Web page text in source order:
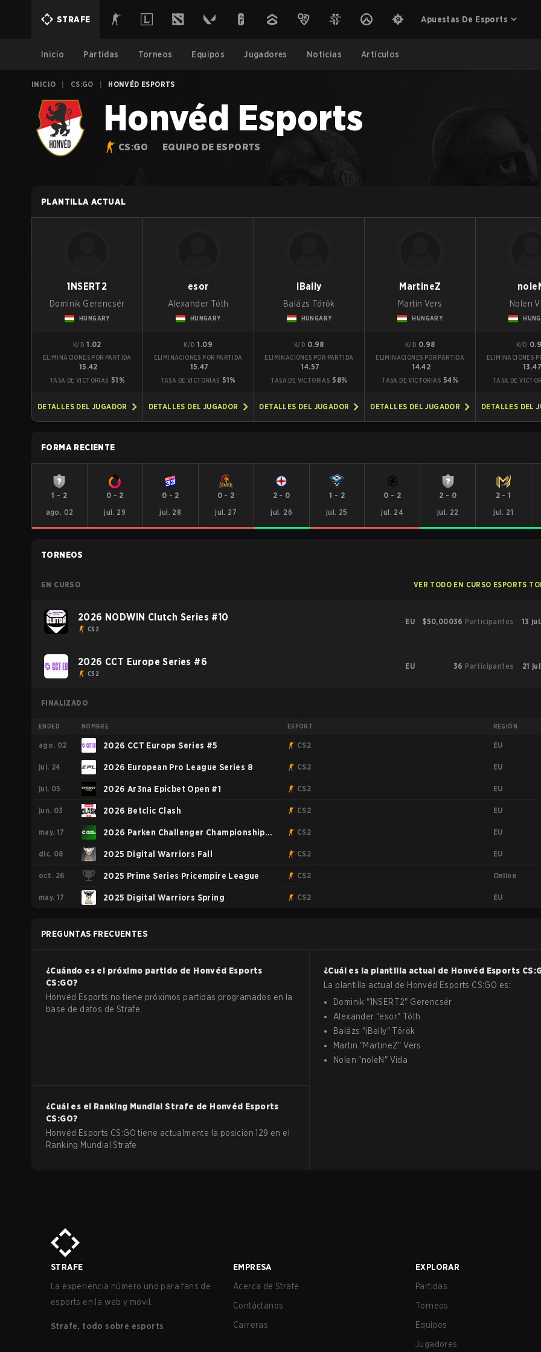
STRAFE Apuestas De Esports
Inicio Partidas Torneos Equipos Jugadores Noticias Artículos
INICIO CS:GO HONVÉD ESPORTS
Honvéd Esports
CS:GO EQUIPO DE ESPORTS
PLANTILLA ACTUAL
1NSERT2
Dominik Gerencsér
HUNGARY
K/D 1.02
ELIMINACIONES POR PARTIDA
15.42
TASA DE VICTORIAS 51%
DETALLES DEL JUGADOR
esor
Alexander Tóth
HUNGARY
K/D 1.09
ELIMINACIONES POR PARTIDA
15.47
TASA DE VICTORIAS 51%
DETALLES DEL JUGADOR
iBally
Balázs Török
HUNGARY
K/D 0.98
ELIMINACIONES POR PARTIDA
14.57
TASA DE VICTORIAS 58%
DETALLES DEL JUGADOR
MartineZ
Martin Vers
HUNGARY
K/D 0.98
ELIMINACIONES POR PARTIDA
14.42
TASA DE VICTORIAS 54%
DETALLES DEL JUGADOR
Nolen
K/D
ELIMINACIONES
TASA DE
DETALLES DEL
FORMA RECIENTE
1 - 2
ago. 02
0 - 2
jul. 29
0 - 2
jul. 28
0 - 2
jul. 27
2- 0
jul. 26
1 - 2
jul. 25
0 - 2
jul. 24
2 - 0
jul. 22
2 -1
jul. 21
TORNEOS
EN CURSO VER TODO EN CURSO ESPORTS
2026 NODWIN Clutch Series #10
CS2
EU $50,00036 Participantes 13
2026 CCT Europe Series #6
CS2
EU 36 Participantes 21
FINALIZADO
ENDED NOMBRE ESPORT REGIÓN
ago. 02 2026 CCT Europe Series #5 CS2 EU
jul. 24 2026 European Pro League Series 8 CS2 EU
jul. 05 2026 Ar3na Epicbet Open #1 CS2 EU
jun. 03 2026 Betclic Clash CS2 EU
may. 17 2026 Parken Challenger Championship
#7
CS2 EU
dic. 08 2025 Digital Warriors Fall CS2 EU
oct. 26 2025 Prime Series Pricempire League CS2 Online
may. 17 2025 Digital Warriors Spring CS2 EU
PREGUNTAS FRECUENTES
¿Cuándo es el próximo partido de Honvéd Esports
CS:GO?
Honvéd Esports no tiene próximos partidas programados en la
base de datos de Strafe.
¿Cuál es la plantilla actual de Honvéd Esports
La plantilla actual de Honvéd Esports CS:GO es:
Dominik "1NSERT2" Gerencsér
Alexander "esor" Tóth
Balázs "iBally" Török
Martin "MartineZ"Vers
Nolen "noleN " Vida
¿Cuál es el Ranking Mundial Strafe de Honvéd Esports
CS:GO?
Honvéd Esports CS:GO tiene actualmente la posición 129 en el
Ranking Mundial Strafe.
STRAFE
La experiencia número uno para fans de
esports en la web y móvil.
Strafe, todo sobre esports
EMPRESA
Acerca de Strafe
Contáctanos
Carreras
EXPLORAR
Partidas
Torneos
Equipos
Jugadores